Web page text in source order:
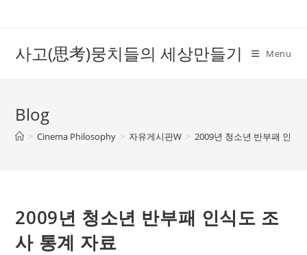
사고(思考)뭉치들의 세상만들기 Menu
Blog
> Cinema Philosophy > 자유게시판W > 2009년 청소년 반부패 인식
2009년 청소년 반부패 인식도 조
사 통계 자료